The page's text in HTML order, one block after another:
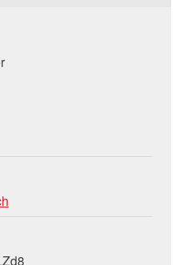
an Freunde weiter.
für die